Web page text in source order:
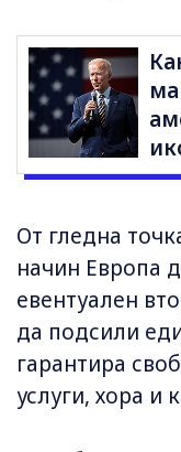
От гледна
начин Европа
евентуален
да подсили
гарантира
услуги, хора и